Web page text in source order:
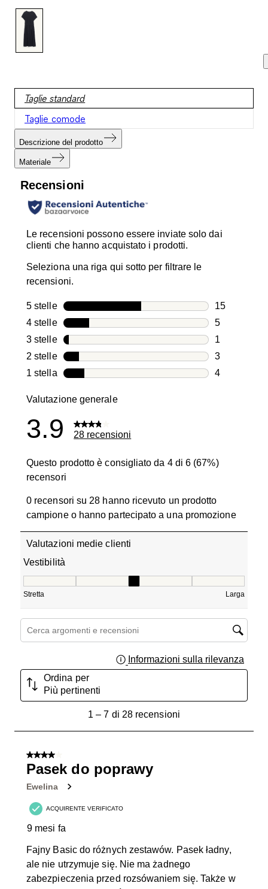
Taglie standard
Taglie comode
Descrizione del prodotto
Materiale
Recensioni
Le recensioni possono essere inviate solo dai
clienti che hanno acquistato i prodotti.
Seleziona una riga qui sotto per filtrare le
recensioni.
5 stellestelle
15
15
4 stellestelle
5
5
3 stellestelle
1
1
2 stellestelle
3
3
1 stellastelle
4
Valutazione generale
3.9 28 recensioni
Questo prodotto è consigliato da 4 di 6 (67%)
recensori
0 recensori su 28 hanno ricevuto un prodotto
campione o hanno partecipato a una promozione
Valutazioni medie clienti
Vestibilità
Stretta Larga
Cerca argomenti e ricerca delle recensioni
Informazioni sulla rilevanza
Ordina per
Più pertinenti
recensioni.
1 – 7 di 28 recensioni
4 su 5 stelle.
Pasek do poprawy
Ewelina
ACQUIRENTE VERIFICATO
9 mesi fa
Fajny Basic do różnych zestawów. Pasek ładny,
ale nie utrzymuje się. Nie ma żadnego
zabezpieczenia przed rozsówaniem się. Także w